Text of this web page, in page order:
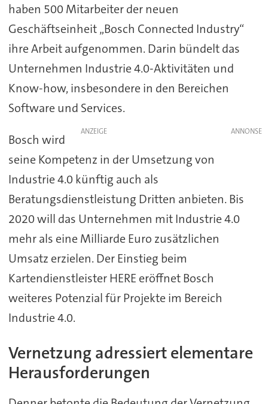
haben 500 Mitarbeiter der neuen
Geschäftseinheit „Bosch Connected Industry“
ihre Arbeit aufgenommen. Darin bündelt das
Unternehmen Industrie 4.0-Aktivitäten und
Know-how, insbesondere in den Bereichen
Software und Services.
ANZEIGE
Bosch wird
seine Kompetenz in der Umsetzung von
Industrie 4.0 künftig auch als
Beratungsdienstleistung Dritten anbieten. Bis
2020 will das Unternehmen mit Industrie 4.0
mehr als eine Milliarde Euro zusätzlichen
Umsatz erzielen. Der Einstieg beim
Kartendienstleister HERE eröffnet Bosch
weiteres Potenzial für Projekte im Bereich
Industrie 4.0.
Vernetzung adressiert elementare
Herausforderungen